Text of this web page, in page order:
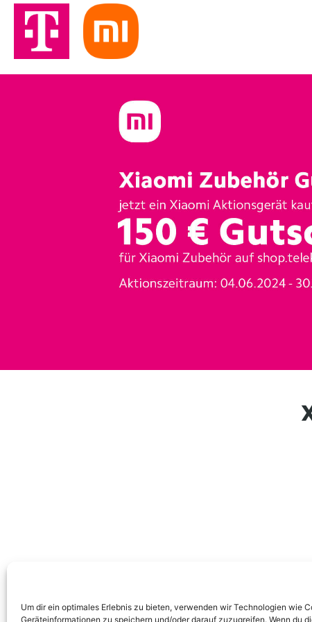
Um dir ein optimales Erlebnis zu bieten, verwenden wir Technologien wie
Geräteinformationen zu speichern und/oder darauf zuzugreifen. Wenn du